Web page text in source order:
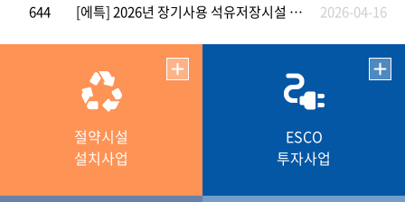
644
[에특] 2026년 장기사용 석유저장시설 안전관리 융자사업 지원지침 2026-04-16
절약시설
설치사업
ESCO
투자사업